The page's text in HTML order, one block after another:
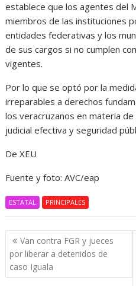
establece que los agentes del
miembros de las instituciones
entidades federativas y los
de sus cargos si no cumplen
vigentes.
Por lo que se optó por la
irreparables a derechos
los veracruzanos en materia
judicial efectiva y seguridad
De XEU
Fuente y foto: AVC/eap
ESTATAL PRINCIPALES
Navegación
de
entradas
Van contra FGR y jueces
por liberar a detenidos de
caso Iguala